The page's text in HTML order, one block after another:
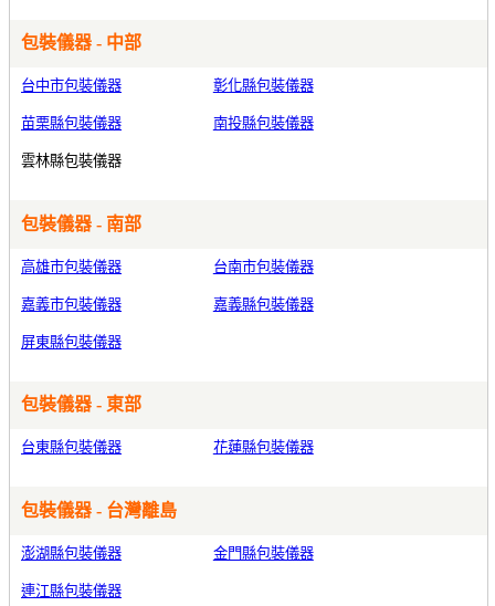
包裝儀器 - 中部
台中市包裝儀器 彰化縣包裝儀器
苗栗縣包裝儀器 南投縣包裝儀器
雲林縣包裝儀器
包裝儀器 - 南部
高雄市包裝儀器 台南市包裝儀器
嘉義市包裝儀器 嘉義縣包裝儀器
屏東縣包裝儀器
包裝儀器 - 東部
台東縣包裝儀器 花蓮縣包裝儀器
包裝儀器 - 台灣離島
澎湖縣包裝儀器 金門縣包裝儀器
連江縣包裝儀器